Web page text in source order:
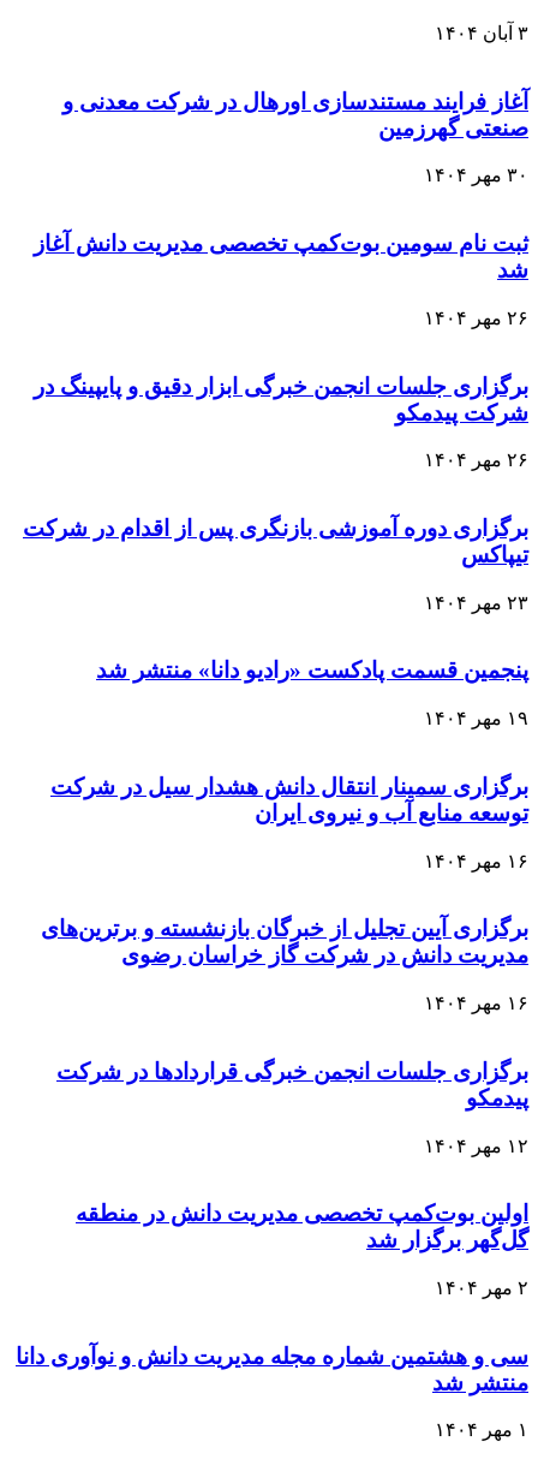
۳ آبان ۱۴۰۴
آغاز فرایند مستندسازی اورهال در شرکت معدنی و
صنعتی گهرزمین
۳۰ مهر ۱۴۰۴
ثبت نام سومین بوت‌کمپ تخصصی مدیریت دانش آغاز
شد
۲۶ مهر ۱۴۰۴
برگزاری جلسات انجمن خبرگی ابزار دقیق و پایپینگ در
شرکت پیدمکو
۲۶ مهر ۱۴۰۴
برگزاری دوره آموزشی بازنگری پس از اقدام در شرکت
تیپاکس
۲۳ مهر ۱۴۰۴
پنجمین قسمت پادکست «رادیو دانا» منتشر شد
۱۹ مهر ۱۴۰۴
برگزاری سمینار انتقال دانش هشدار سیل در شرکت
توسعه منابع آب و نیروی ایران
۱۶ مهر ۱۴۰۴
برگزاری آیین تجلیل از خبرگان بازنشسته و برترین‌های
مدیریت دانش در شرکت گاز خراسان رضوی
۱۶ مهر ۱۴۰۴
برگزاری جلسات انجمن خبرگی قراردادها در شرکت
پیدمکو
۱۲ مهر ۱۴۰۴
اولین بوت‌کمپ تخصصی مدیریت دانش در منطقه
گل‌گهر برگزار شد
۲ مهر ۱۴۰۴
سی‌ و هشتمین شماره مجله مدیریت دانش و نوآوری دانا
منتشر شد
۱ مهر ۱۴۰۴